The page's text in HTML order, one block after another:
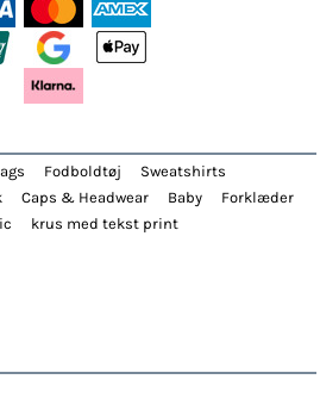
Fodboldtøj
Sweatshirts
Caps & Headwear Baby
Forklæder
krus med tekst print